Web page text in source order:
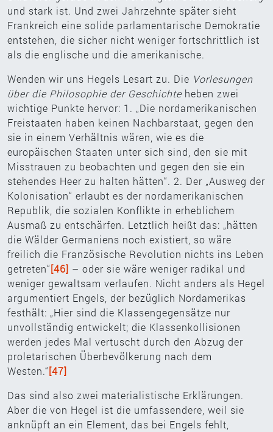
und stark ist. Und zwei Jahrzehnte später sieht
Frankreich eine solide parlamentarische Demokratie
entstehen, die sicher nicht weniger fortschrittlich ist
als die englische und die amerikanische.
Wenden wir uns Hegels Lesart zu. Die Vorlesungen
über die Philosophie der Geschichte heben zwei
wichtige Punkte hervor: 1. „Die nordamerikanischen
Freistaaten haben keinen Nachbarstaat, gegen den
sie in einem Verhältnis wären, wie es die
europäischen Staaten unter sich sind, den sie mit
Misstrauen zu beobachten und gegen den sie ein
stehendes Heer zu halten hätten“. 2. Der „Ausweg der
Kolonisation“ erlaubt es der nordamerikanischen
Republik, die sozialen Konflikte in erheblichem
Ausmaß zu entschärfen. Letztlich heißt das: „hätten
die Wälder Germaniens noch existiert, so wäre
freilich die Französische Revolution nichts ins Leben
getreten“[46] – oder sie wäre weniger radikal und
weniger gewaltsam verlaufen. Nicht anders als Hegel
argumentiert Engels, der bezüglich Nordamerikas
festhält: „Hier sind die Klassengegensätze nur
unvollständig entwickelt; die Klassenkollisionen
werden jedes Mal vertuscht durch den Abzug der
proletarischen Überbevölkerung nach dem
Westen.“[47]
Das sind also zwei materialistische Erklärungen.
Aber die von Hegel ist die umfassendere, weil sie
anknüpft an ein Element, das bei Engels fehlt,